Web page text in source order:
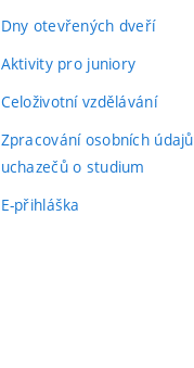
Dny otevřených dveří
Aktivity pro juniory
Celoživotní vzdělávání
Zpracování osobních údajů
uchazečů o studium
E-přihláška